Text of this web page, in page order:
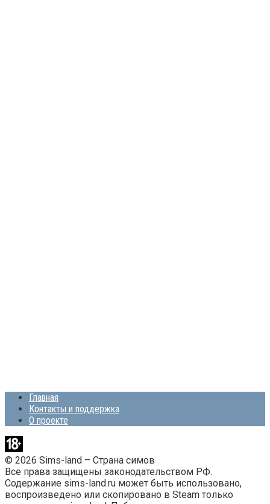
Главная
Контакты и поддержка
О проекте
© 2026 Sims-land – Страна симов
Все права защищены законодательством РФ.
Содержание sims-land.ru может быть использовано,
воспроизведено или скопировано в Steam только